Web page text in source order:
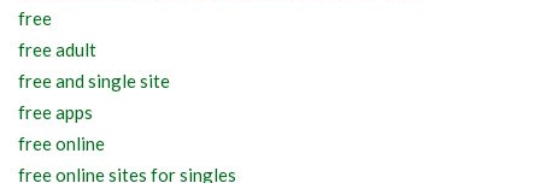
free
free adult
free and single site
free apps
free online
free online sites for singles